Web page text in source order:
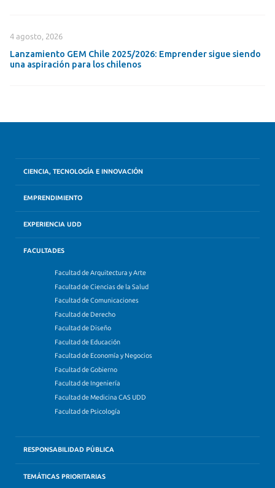
4 agosto, 2026
Lanzamiento GEM Chile 2025/2026: Emprender sigue siendo
una aspiración para los chilenos
CIENCIA, TECNOLOGÍA E INNOVACIÓN
EMPRENDIMIENTO
EXPERIENCIA UDD
FACULTADES
Facultad de Arquitectura y Arte
Facultad de Ciencias de la Salud
Facultad de Comunicaciones
Facultad de Derecho
Facultad de Diseño
Facultad de Educación
Facultad de Economía y Negocios
Facultad de Gobierno
Facultad de Ingeniería
Facultad de Medicina CAS UDD
Facultad de Psicología
RESPONSABILIDAD PÚBLICA
TEMÁTICAS PRIORITARIAS